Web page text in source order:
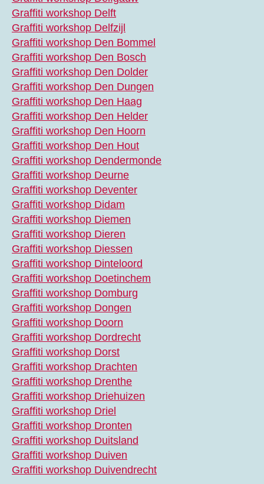
Graffiti workshop Delft
Graffiti workshop Delfzijl
Graffiti workshop Den Bommel
Graffiti workshop Den Bosch
Graffiti workshop Den Dolder
Graffiti workshop Den Dungen
Graffiti workshop Den Haag
Graffiti workshop Den Helder
Graffiti workshop Den Hoorn
Graffiti workshop Den Hout
Graffiti workshop Dendermonde
Graffiti workshop Deurne
Graffiti workshop Deventer
Graffiti workshop Didam
Graffiti workshop Diemen
Graffiti workshop Dieren
Graffiti workshop Diessen
Graffiti workshop Dinteloord
Graffiti workshop Doetinchem
Graffiti workshop Domburg
Graffiti workshop Dongen
Graffiti workshop Doorn
Graffiti workshop Dordrecht
Graffiti workshop Dorst
Graffiti workshop Drachten
Graffiti workshop Drenthe
Graffiti workshop Driehuizen
Graffiti workshop Driel
Graffiti workshop Dronten
Graffiti workshop Duitsland
Graffiti workshop Duiven
Graffiti workshop Duivendrecht